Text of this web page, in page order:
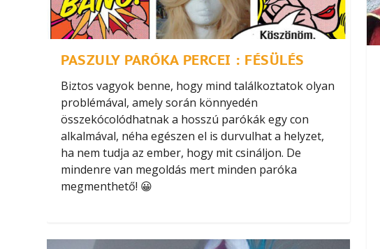
PASZULY PARÓKA PERCEI : FÉSÜLÉS
Biztos vagyok benne, hogy mind találkoztatok olyan
problémával, amely során könnyedén
összekócolódhatnak a hosszú parókák egy con
alkalmával, néha egészen el is durvulhat a helyzet,
ha nem tudja az ember, hogy mit csináljon. De
mindenre van megoldás mert minden paróka
megmenthető! 😀